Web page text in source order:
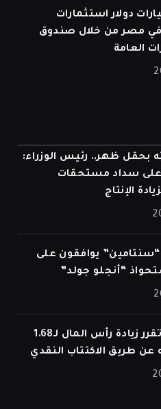
مليارات دولار استثمارات
مصر من خلال صندوق
العامة
بحقل ظهر.. رئيس الوزراء:
سداد مستحقات
الإنتاج
يوافقون على
“أنجلو جولد”
“ايبيكو” تقرر زيادة رأس المال لـ1.68
عن طريق الاكتتاب النقدي